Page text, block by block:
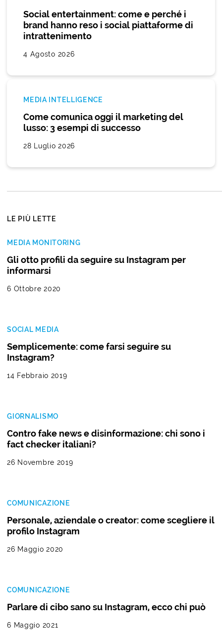
Social entertainment: come e perché i
brand hanno reso i social piattaforme di
intrattenimento
4 Agosto 2026
MEDIA INTELLIGENCE
Come comunica oggi il marketing del
lusso: 3 esempi di successo
28 Luglio 2026
LE PIÙ LETTE
MEDIA MONITORING
Gli otto profili da seguire su Instagram per
informarsi
6 Ottobre 2020
SOCIAL MEDIA
Semplicemente: come farsi seguire su
Instagram?
14 Febbraio 2019
GIORNALISMO
Contro fake news e disinformazione: chi sono i
fact checker italiani?
26 Novembre 2019
COMUNICAZIONE
Personale, aziendale o creator: come scegliere il
profilo Instagram
26 Maggio 2020
COMUNICAZIONE
Parlare di cibo sano su Instagram, ecco chi può
6 Maggio 2021